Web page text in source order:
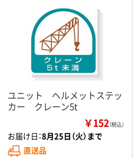
ユニット ヘルメットステッ
カー クレーン5t
￥152（税込）
お届け日：8月25日（火）まで
直送品